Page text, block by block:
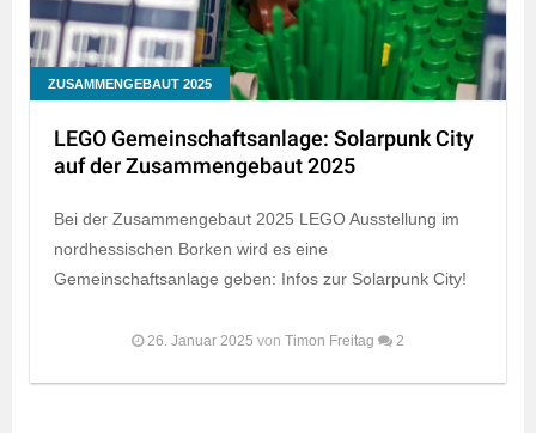
ZUSAMMENGEBAUT 2025
LEGO Gemeinschaftsanlage: Solarpunk City
auf der Zusammengebaut 2025
Bei der Zusammengebaut 2025 LEGO Ausstellung im
nordhessischen Borken wird es eine
Gemeinschaftsanlage geben: Infos zur Solarpunk City!
26. Januar 2025 von Timon Freitag 2